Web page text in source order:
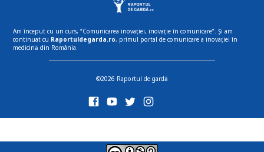
Am început cu un curs, “Comunicarea inovației, inovație în comunicare”. Și am
continuat cu Raportuldegarda.ro, primul portal de comunicare a inovației în
medicină din România.
©2026 Raportul de gardă